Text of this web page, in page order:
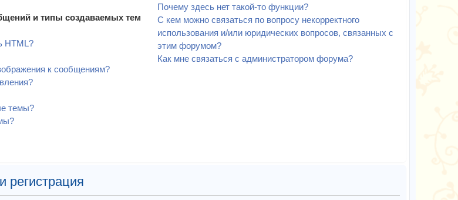
и типы создаваемых тем
HTML?
к сообщениям?
темы?
Почему здесь нет такой-то функции?
С кем можно связаться по вопросу некорректного
использования и/или юридических вопросов, связанных с
этим форумом?
Как мне связаться с администратором форума?
регистрация